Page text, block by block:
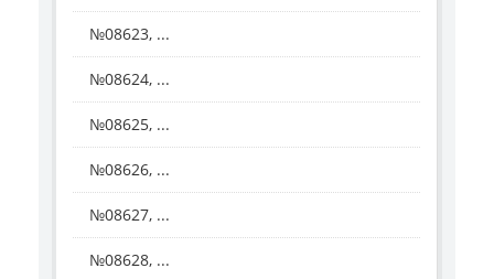
№08623, ...
№08624, ...
№08625, ...
№08626, ...
№08627, ...
№08628, ...